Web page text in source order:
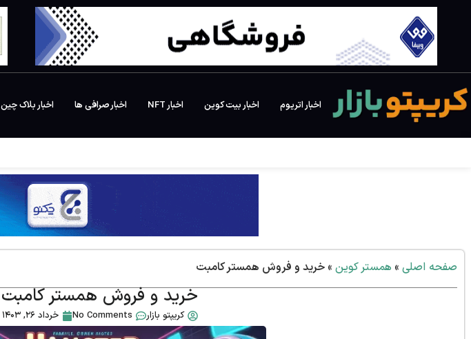
اخبار اتریوم اخبار بیت کوین اخبار NFT اخبار صرافی ها اخبار بلاک چین
صفحه اصلی » همستر کوین » خرید و فروش همستر کامبت
خرید و فروش همستر کامبت
کریپتو بازار No Comments خرداد ۲۶, ۱۴۰۳